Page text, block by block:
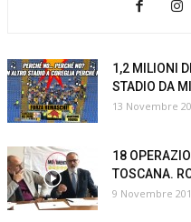
1,2 MILIONI
STADIO DA
13 Novembre
18
TOSCANA.
9 Novembre